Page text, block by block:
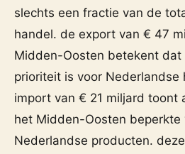
slechts een fractie van de
handel. de export van € 47
Midden-Oosten betekent dat
prioriteit is voor Nederlandse
import van € 21 miljard toont
het Midden-Oosten beperkte
Nederlandse producten.